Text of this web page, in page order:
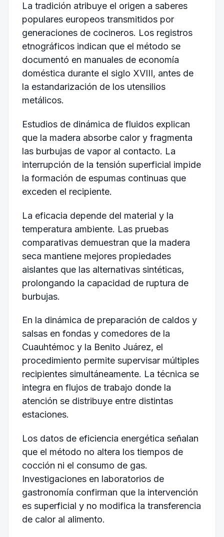
La tradición atribuye el origen a saberes
populares europeos transmitidos por
generaciones de cocineros. Los registros
etnográficos indican que el método se
documentó en manuales de economía
doméstica durante el siglo XVIII, antes de
la estandarización de los utensilios
metálicos.
Estudios de dinámica de fluidos explican
que la madera absorbe calor y fragmenta
las burbujas de vapor al contacto. La
interrupción de la tensión superficial impide
la formación de espumas continuas que
exceden el recipiente.
La eficacia depende del material y la
temperatura ambiente. Las pruebas
comparativas demuestran que la madera
seca mantiene mejores propiedades
aislantes que las alternativas sintéticas,
prolongando la capacidad de ruptura de
burbujas.
En la dinámica de preparación de caldos y
salsas en fondas y comedores de la
Cuauhtémoc y la Benito Juárez, el
procedimiento permite supervisar múltiples
recipientes simultáneamente. La técnica se
integra en flujos de trabajo donde la
atención se distribuye entre distintas
estaciones.
Los datos de eficiencia energética señalan
que el método no altera los tiempos de
cocción ni el consumo de gas.
Investigaciones en laboratorios de
gastronomía confirman que la intervención
es superficial y no modifica la transferencia
de calor al alimento.